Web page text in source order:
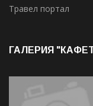
Травел портал
ГАЛЕРИЯ